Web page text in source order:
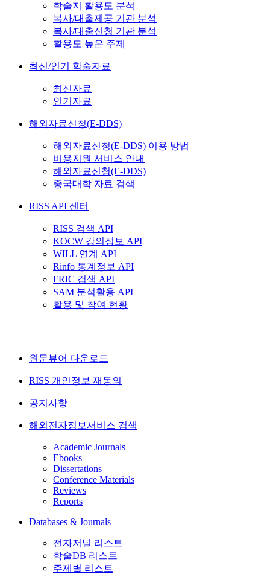
학술지 활용도 분석
복사/대출제공 기관 분석
복사/대출신청 기관 분석
활용도 높은 주제
최신/인기 학술자료
최신자료
인기자료
해외자료신청(E-DDS)
해외자료신청(E-DDS) 이용 방법
비용지원 서비스 안내
해외자료신청(E-DDS)
중국대학 자료 검색
RISS API 센터
RISS 검색 API
KOCW 강의정보 API
WILL 연계 API
Rinfo 통계정보 API
FRIC 검색 API
SAM 분석활용 API
활용 및 참여 현황
원문뷰어 다운로드
RISS 개인정보 재동의
공지사항
해외전자정보서비스 검색
Academic Journals
Ebooks
Dissertations
Conference Materials
Reviews
Reports
Databases & Journals
전자저널 리스트
학술DB 리스트
주제별 리스트